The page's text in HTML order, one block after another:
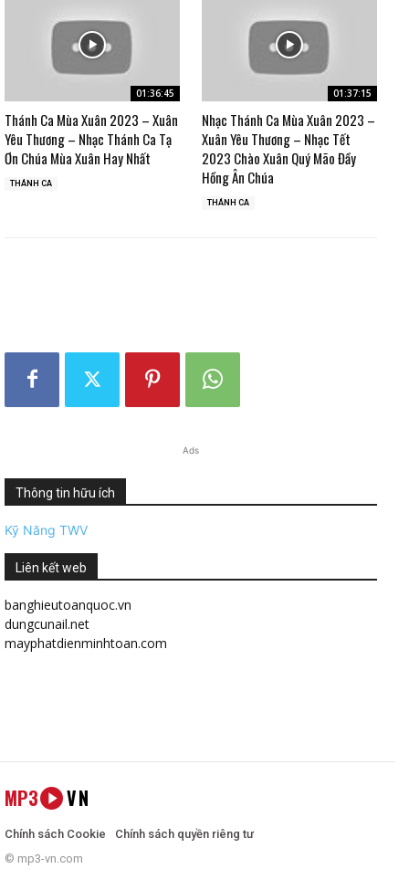
01:36:45
Thánh Ca Mùa Xuân 2023 – Xuân
Yêu Thương – Nhạc Thánh Ca Tạ
Ơn Chúa Mùa Xuân Hay Nhất
THÁNH CA
01:37:15
Nhạc Thánh Ca Mùa Xuân 2023 –
Xuân Yêu Thương – Nhạc Tết
2023 Chào Xuân Quý Mão Đầy
Hồng Ân Chúa
THÁNH CA
Ads
Thông tin hữu ích
Kỹ Năng TWV
Liên kết web
banghieutoanquoc.vn
dungcunail.net
mayphatdienminhtoan.com
MP3 VN
Chính sách Cookie
Chính sách quyền riêng tư
© mp3-vn.com